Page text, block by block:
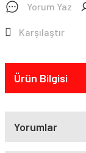
Yorum Yaz
Karşılaştır
Ürün Bilgisi
Yorumlar